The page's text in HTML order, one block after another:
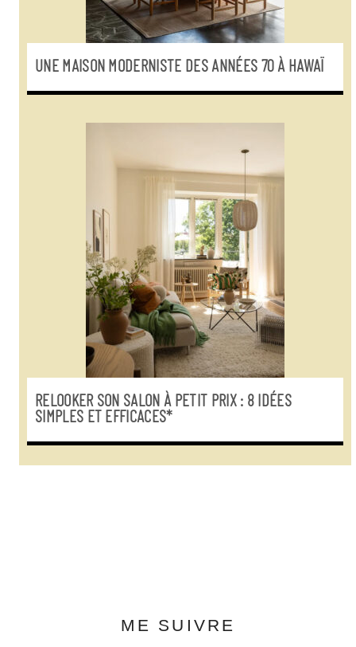
UNE MAISON MODERNISTE DES ANNÉES 70 À HAWAÏ
RELOOKER SON SALON À PETIT PRIX : 8 IDÉES
SIMPLES ET EFFICACES*
ME SUIVRE